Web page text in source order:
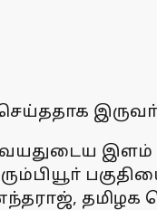
27 வயதுடைய
தமிழக